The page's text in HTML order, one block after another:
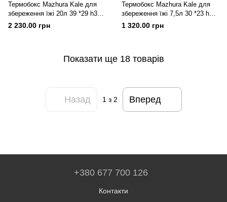
Термобокс Mazhura Kale для
збереження їжі 20л 39 *29 h31
Пластик
2 230.00 грн
Термобокс Mazhura Kale для
збереження їжі 7,5л 30 *23 h24
Пластик
1 320.00 грн
Показати ще 18 товарів
Назад 1 з 2 Вперед
+380 677 700 126
Контакти